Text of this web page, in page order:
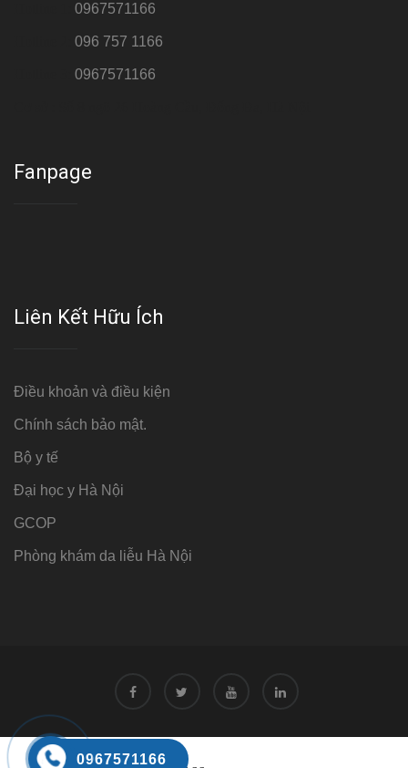
0967571166
096 757 1166
0967571166
Fanpage
Liên Kết Hữu Ích
Điều khoản và điều kiện
Chính sách bảo mật.
Bộ y tế
Đại học y Hà Nội
GCOP
Phòng khám da liễu Hà Nội
0967571166
Tư vấn